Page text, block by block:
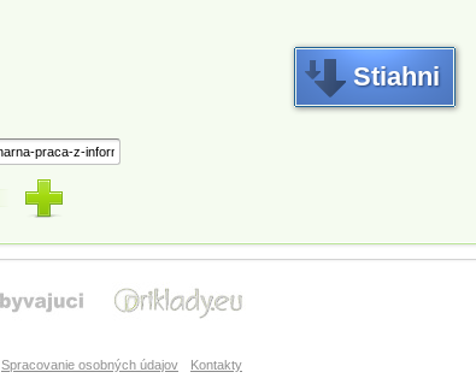
Stiahni
Spracovanie osobných údajov Kontakty